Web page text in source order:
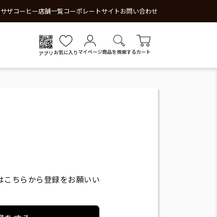
ザコーヒー店舗一覧コーポレートサイトお問い合わせ
アプリ お気に入り マイページ商品を検索するカート
ちらから登録をお願いい